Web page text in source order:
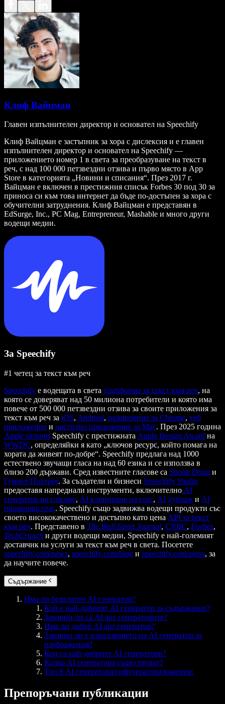
Клиф Вайцман
Главен изпълнителен директор и основател на Speechify
Клиф Вайцман е застъпник за хора с дислексия и е главен
изпълнителен директор и основател на Speechify —
приложението номер 1 в света за преобразуване на текст в
реч, с над 100 000 петзвездни отзива и първо място в App
Store в категорията „Новини и списания“. През 2017 г.
Вайцман е включен в престижния списък Forbes 30 под 30 за
приноса си към това интернет да бъде по-достъпен за хора с
обучителни затруднения. Клиф Вайцман е представян в
EdSurge, Inc., PC Mag, Entrepreneur, Mashable и много други
водещи медии.
За Speechify
#1 четец за текст към реч
Speechify е водещата в света платформа за текст към реч, на
която се доверяват над 50 милиона потребители и която има
повече от 500 000 петзвездни отзива за своите приложения за
текст към реч за iOS, Android, разширение за Chrome, уеб
приложение и настолно приложение за Mac. През 2025 година
Apple отличи Speechify с престижната Apple Design Award на
WWDC, определяйки я като „ключов ресурс, който помага на
хората да живеят по-добре“. Speechify предлага над 1000
естествено звучащи гласа на над 60 езика и се използва в
близо 200 държави. Сред известните гласове са Snoop Dogg и
Гуинет Полтроу. За създатели и бизнеси Speechify Studio
предоставя напреднали инструменти, включително AI
генератор на гласове, AI клониране на глас, AI дублаж и AI
променящ глас. Speechify също задвижва водещи продукти със
своето висококачествено и достъпно като цена API за текст
към реч. Представено в The Wall Street Journal, CNBC, Forbes,
TechCrunch и други водещи медии, Speechify е най-големият
доставчик на услуги за текст към реч в света. Посетете
speechify.com/news, speechify.com/blog и speechify.com/press, за
да научите повече.
Съдържание
Има ли безплатен AI генератор?
Кой е най-добрият AI генератор за съдържание?
Законни ли са AI арт генераторите?
Има ли добър AI арт генератор?
Законно ли е използването на AI генератор за
изображения?
Кои са най-добрите AI генератори?
Колко AI генератора съществуват?
Топ 8 AI генератора/софтуера/приложения:
Препоръчани публикации